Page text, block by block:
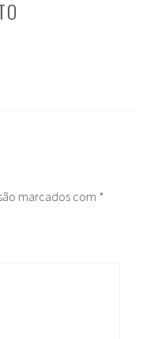
marcados com *